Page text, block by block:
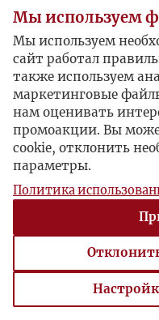
Witolda
twórczość z lat
Postacie
Bohater:
Мы используем
Мы используем
сайт работал
также используем
маркетинговые
нам оценивать
промоакции. Вы
cookie, отклонить
параметры.
Политика
Настройки файлов cookie